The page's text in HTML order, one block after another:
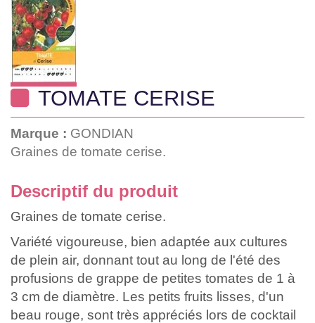
TOMATE CERISE
Marque : GONDIAN
Graines de tomate cerise.
Descriptif du produit
Graines de tomate cerise.
Variété vigoureuse, bien adaptée aux cultures
de plein air, donnant tout au long de l'été des
profusions de grappe de petites tomates de 1 à
3 cm de diamètre. Les petits fruits lisses, d'un
beau rouge, sont très appréciés lors de cocktail